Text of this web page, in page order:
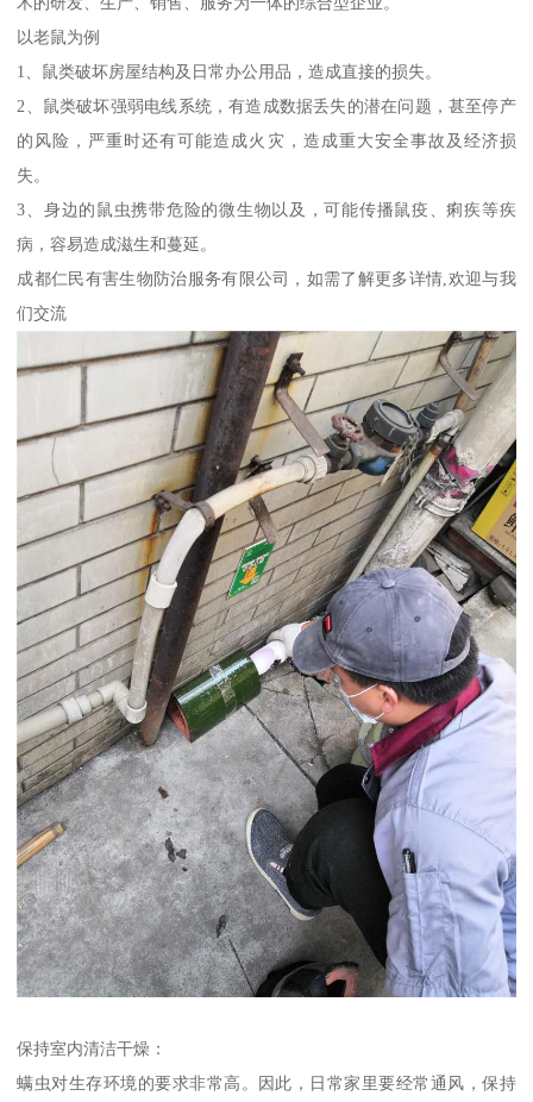
以老鼠为例
1、鼠类破坏房屋结构及日常办公用品，造成直接的损失。
2、鼠类破坏强弱电线系统，有造成数据丢失的潜在问题，甚至停产
的风险，严重时还有可能造成火灾，造成重大安全事故及经济损
失。
3、身边的鼠虫携带危险的微生物以及，可能传播鼠疫、痢疾等疾
病，容易造成滋生和蔓延。
成都仁民有害生物防治服务有限公司，如需了解更多详情,欢迎与我
们交流
保持室内清洁干燥：
螨虫对生存环境的要求非常高。因此，日常家里要经常通风，保持